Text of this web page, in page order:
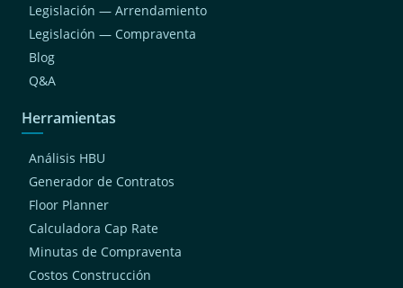
Legislación — Arrendamiento
Legislación — Compraventa
Blog
Q&A
Herramientas
Análisis HBU
Generador de Contratos
Floor Planner
Calculadora Cap Rate
Minutas de Compraventa
Costos Construcción